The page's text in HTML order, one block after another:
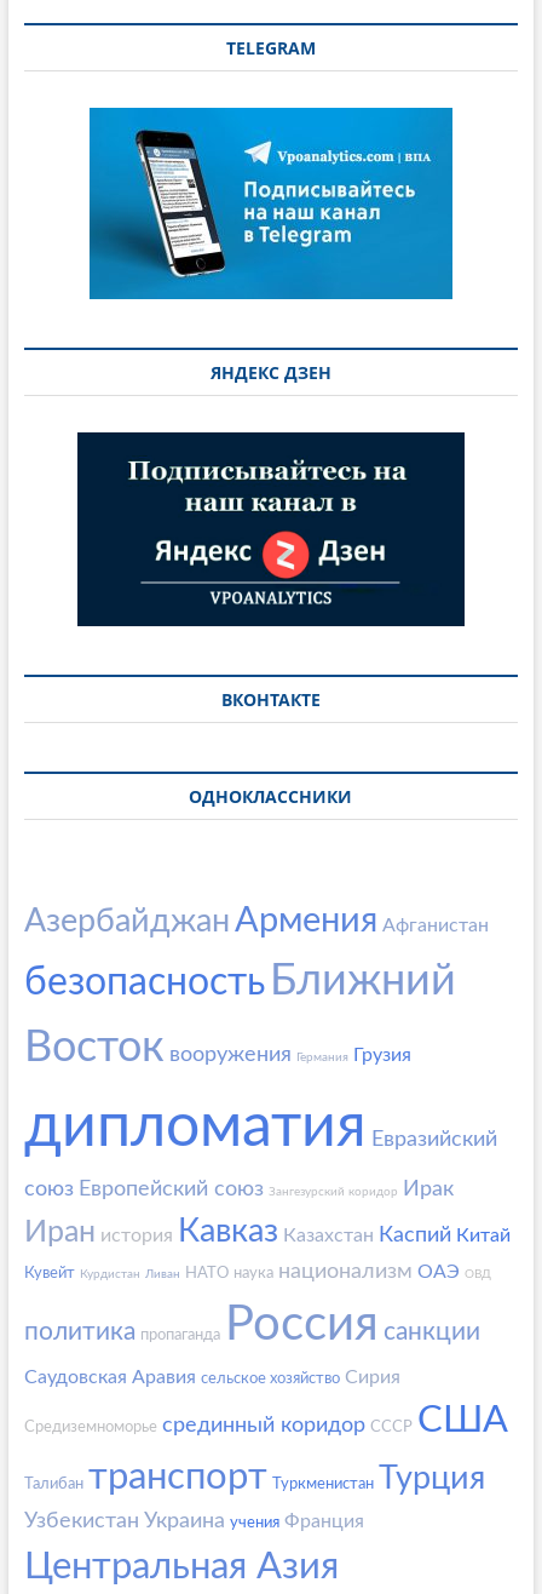
TELEGRAM
ЯНДЕКС ДЗЕН
ВКОНТАКТЕ
ОДНОКЛАССНИКИ
АзербайджанАрмения Афганистан
безопасность Ближний
Восток вооружения Германия Грузия
дипломатия Евразийский
союз Европейский союз Зангезурский коридор Ирак
Иран история Кавказ Казахстан Каспий Китай
Кувейт Курдистан Ливан НАТО наука национализм ОАЭ ОВД
политика пропаганда Россия санкции
Саудовская Аравия сельское хозяйство Сирия
Средиземноморье срединный коридор СССР США
Талибан транспорт Туркменистан Турция
Узбекистан Украина учения Франция
Центральная Азия